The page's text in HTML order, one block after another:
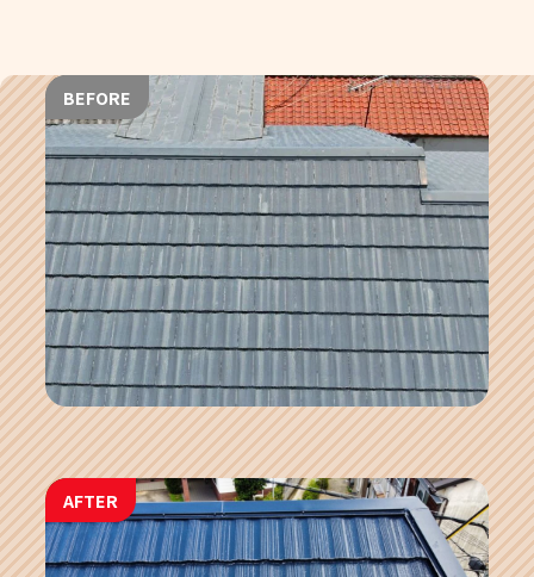
BEFORE
AFTER